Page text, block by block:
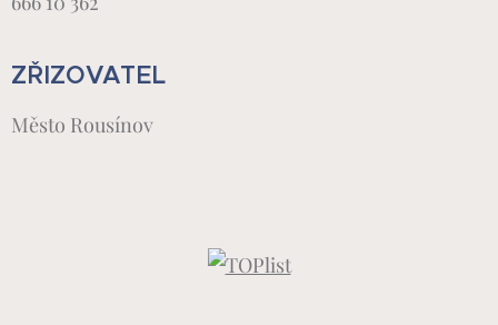
ZŘIZOVATEL
Město Rousínov